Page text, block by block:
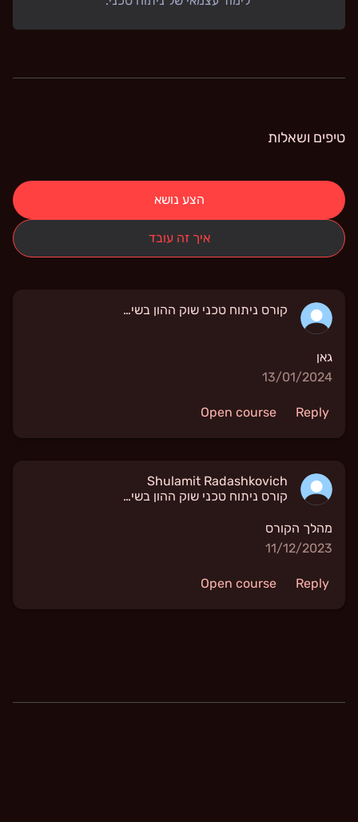
טיפים ושאלות
הצע נושא
איך זה עובד
קורס ניתוח טכני שוק ההון בשיטת גאן
גאן
13/01/2024
Reply
Open course
Shulamit Radashkovich
קורס ניתוח טכני שוק ההון בשיטת גאן
מהלך הקורס
11/12/2023
Reply
Open course